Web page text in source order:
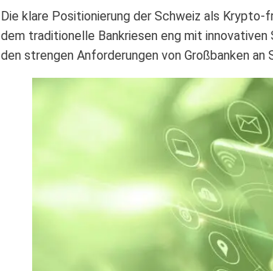
Die klare Positionierung der Schweiz als
dem traditionelle Bankriesen eng mit
den strengen Anforderungen von Großbanken an